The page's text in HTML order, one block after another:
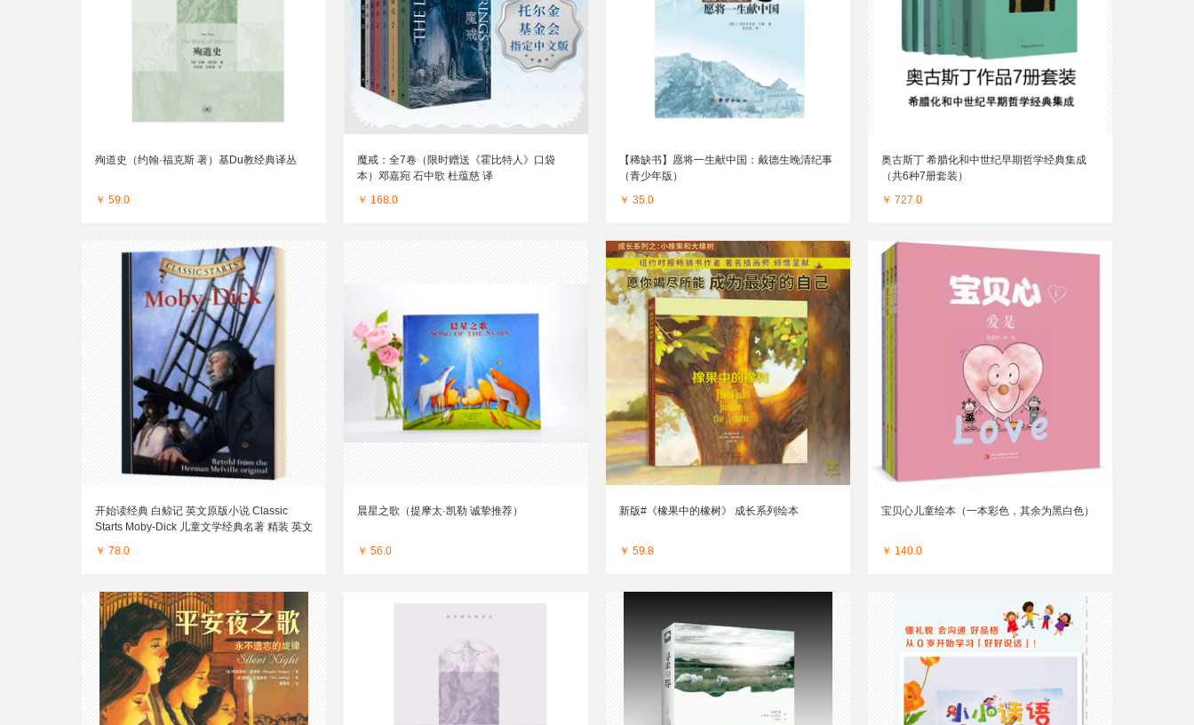
殉道史（约翰·福克斯 著）基Du教经典译丛
￥ 59.0
魔戒：全7卷（限时赠送《霍比特人》口袋
本）邓嘉宛 石中歌 杜蕴慈 译
￥ 168.0
【稀缺书】愿将一生献中国：戴德生晚清纪事
（青少年版）
￥ 35.0
奥古斯丁 希腊化和中世纪早期哲学经典集成
（共6种7册套装）
￥ 727.0
开始读经典 白鲸记 英文原版小说 Classic
Starts Moby-Dick 儿童文学经典名著 精装 英文
￥ 78.0
晨星之歌（提摩太·凯勒 诚挚推荐）
￥ 56.0
新版#《橡果中的橡树》 成长系列绘本
￥ 59.8
宝贝心儿童绘本（一本彩色，其余为黑白色）
￥ 140.0